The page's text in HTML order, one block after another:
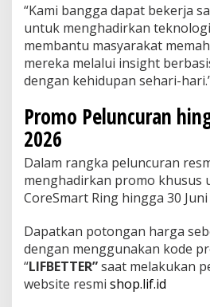
“Kami bangga dapat bekerja
untuk menghadirkan
membantu masyarakat
mereka melalui insight
dengan kehidupan sehari-
Promo Peluncuran
2026
Dalam rangka peluncuran
menghadirkan promo khusus
CoreSmart Ring hingga 30 Juni
Dapatkan potongan harga
dengan menggunakan kode
“LIFBETTER”saat melakukan
website resmi shop.lif.id